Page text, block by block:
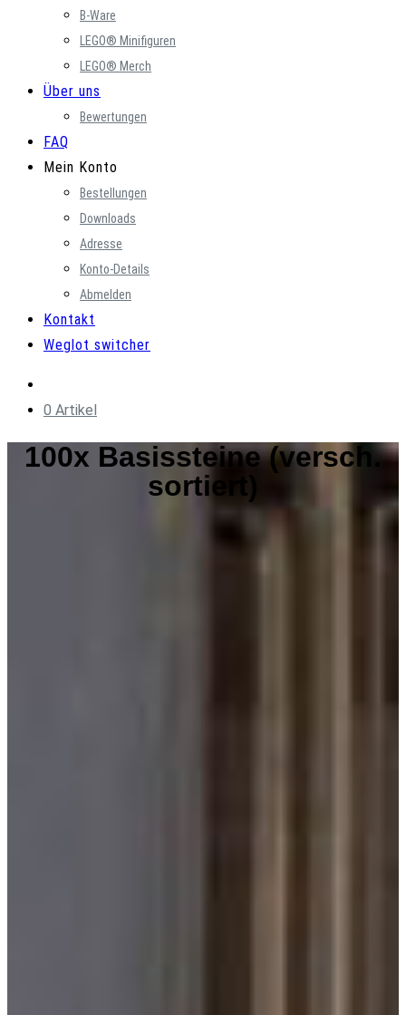
B-Ware
LEGO® Minifiguren
LEGO® Merch
Über uns
Bewertungen
FAQ
Mein Konto
Bestellungen
Downloads
Adresse
Konto-Details
Abmelden
Kontakt
Weglot switcher
0 Artikel
100x Basissteine (versch.
sortiert)